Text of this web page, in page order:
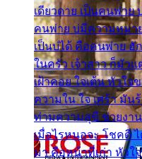
เดียวดาย เป็นคนพ่าย
คนพ่าย บ่มีความหมาย
เป็นบ่ได้ คือคนพ่าย ฮั
ในครัว เจ้าสาว ก็มัวแ
เฝ้าคอย ใจเต้น หัวใจ
ความใน ใจ เศร้า มัน
ท่ามความสุขี ช่วยงาน
เมื่อไรหนอจะ โชคดี
มา คือหน้าที่เก่า หัวใ